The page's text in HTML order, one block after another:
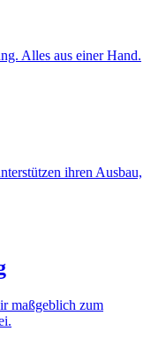
Alles aus einer Hand.
ihren Ausbau,
maßgeblich zum